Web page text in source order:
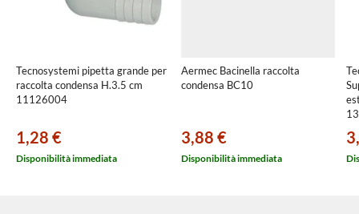
Tecnosystemi pipetta grande per
raccolta condensa H.3.5 cm
11126004
1,28 €
Disponibilità immediata
Aermec Bacinella raccolta
condensa BC10
3,88 €
Disponibilità immediata